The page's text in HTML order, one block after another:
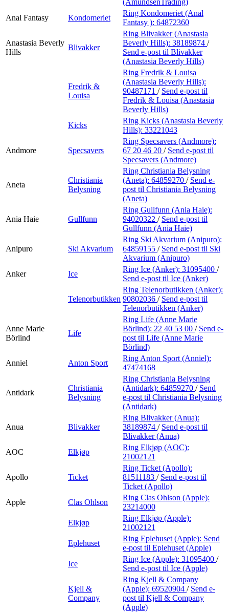
Anal Fantasy
Kondomeriet
Ring Kondomeriet (Anal
Fantasy ): 64872360
Anastasia Beverly
Hills
Blivakker
Ring Blivakker (Anastasia
Beverly Hills): 38189874 /
Send e-post til Blivakker
(Anastasia Beverly Hills)
Fredrik &
Louisa
Ring Fredrik & Louisa
(Anastasia Beverly Hills):
90487171 / Send e-post til
Fredrik & Louisa (Anastasia
Beverly Hills)
Kicks
Ring Kicks (Anastasia Beverly
Hills): 33221043
Andmore Specsavers
Ring Specsavers (Andmore):
67 20 46 20 / Send e-post til
Specsavers (Andmore)
Aneta
Christiania
Belysning
Ring Christiania Belysning
(Aneta): 64859270 / Send e-
post til Christiania Belysning
(Aneta)
Ania Haie Gullfunn
Ring Gullfunn (Ania Haie):
94020322 / Send e-post til
Gullfunn (Ania Haie)
Anipuro Ski Akvarium
Ring Ski Akvarium (Anipuro):
64859155 / Send e-post til Ski
Akvarium (Anipuro)
Anker
Ice
Ring Ice (Anker): 31095400 /
Send e-post til Ice (Anker)
Telenorbutikken
Ring Telenorbutikken (Anker):
90802036 / Send e-post til
Telenorbutikken (Anker)
Anne Marie
Börlind
Life
Ring Life (Anne Marie
Börlind): 22 40 53 00 / Send e-
post til Life (Anne Marie
Börlind)
Anniel
Anton Sport
Ring Anton Sport (Anniel):
47474168
Antidark
Christiania
Belysning
Ring Christiania Belysning
(Antidark): 64859270 / Send
e-post til Christiania Belysning
(Antidark)
Anua Blivakker
Ring Blivakker (Anua):
38189874 / Send e-post til
Blivakker (Anua)
AOC
Elkjøp
Ring Elkjøp (AOC):
21002121
Apollo Ticket
Ring Ticket (Apollo):
81511183 / Send e-post til
Ticket (Apollo)
Apple
Clas Ohlson
Ring Clas Ohlson (Apple):
23214000
Elkjøp
Ring Elkjøp (Apple):
21002121
Eplehuset
Ring Eplehuset (Apple): Send
e-post til Eplehuset (Apple)
Ice
Ring Ice (Apple): 31095400 /
Send e-post til Ice (Apple)
Kjell &
Company
Ring Kjell & Company
(Apple): 69520904 / Send e-
post til Kjell & Company
(Apple)